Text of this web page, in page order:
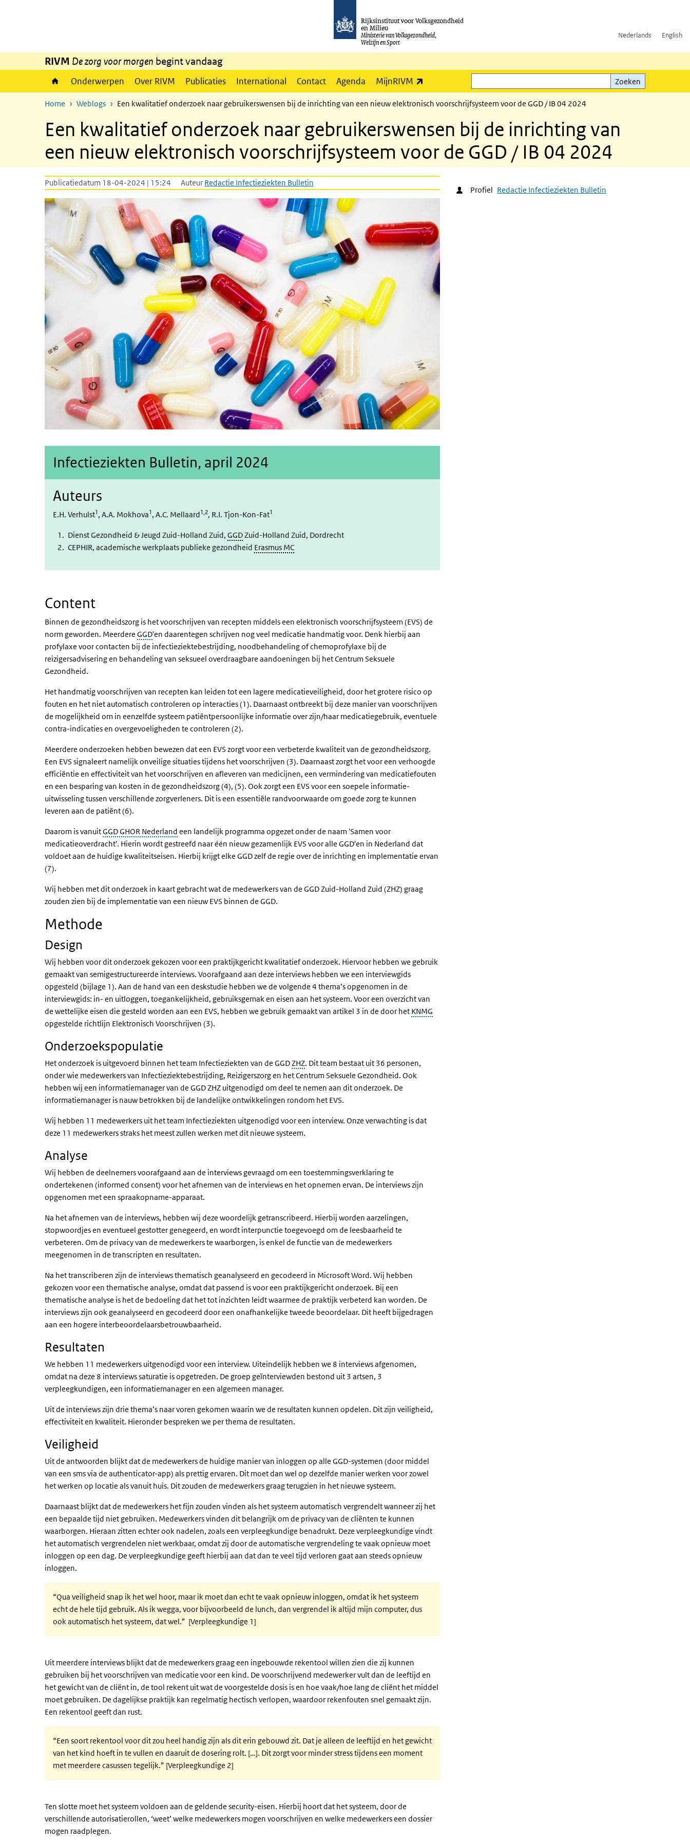
Rijksinstituut voor Volksgezondheid
en Milieu
Ministerie van Volksgezondheid,
Welzijn en Sport
Nederlands English
RIVM De zorg voor morgen begint vandaag
Onderwerpen Over RIVM Publicaties International Contact Agenda MijnRIVM
Zoeken
Zoeken
Home Weblogs Een kwalitatief onderzoek naar gebruikerswensen bij de inrichting van een nieuw elektronisch voorschrijfsysteem voor de GGD / IB 04 2024
Een kwalitatief onderzoek naar gebruikerswensen bij de inrichting van
een nieuw elektronisch voorschrijfsysteem voor de GGD / IB 04 2024
Publicatiedatum 18-04-2024 | 15:24 Auteur Redactie Infectieziekten Bulletin
Infectieziekten Bulletin, april 2024
Auteurs
E.H. Verhulst1, A.A. Mokhova1, A.C. Mellaard1,2, R.I. Tjon-Kon-Fat1
Dienst Gezondheid & Jeugd Zuid-Holland Zuid, GGDZuid-Holland Zuid, Dordrecht
CEPHIR, academische werkplaats publieke gezondheid Erasmus MC
Content
Binnen de gezondheidszorg is het voorschrijven van recepten middels een elektronisch voorschrijfsysteem (EVS) de
norm geworden. Meerdere GGD'en daarentegen schrijven nog veel medicatie handmatig voor. Denk hierbij aan
profylaxe voor contacten bij de infectieziektebestrijding, noodbehandeling of chemoprofylaxe bij de
reizigersadvisering en behandeling van seksueel overdraagbare aandoeningen bij het Centrum Seksuele
Gezondheid.
Het handmatig voorschrijven van recepten kan leiden tot een lagere medicatieveiligheid, door het grotere risico op
fouten en het niet automatisch controleren op interacties ​(1)​. Daarnaast ontbreekt bij deze manier van voorschrijven
de mogelijkheid om in eenzelfde systeem patiëntpersoonlijke informatie over zijn/haar medicatiegebruik, eventuele
contra-indicaties en overgevoeligheden te controleren ​(2)​.
Meerdere onderzoeken hebben bewezen dat een EVS zorgt voor een verbeterde kwaliteit van de gezondheidszorg.
Een EVS signaleert namelijk onveilige situaties tijdens het voorschrijven ​(3)​. Daarnaast zorgt het voor een verhoogde
efficiëntie en effectiviteit van het voorschrijven en afleveren van medicijnen, een vermindering van medicatiefouten
en een besparing van kosten in de gezondheidszorg ​(4)​, ​(5)​. Ook zorgt een EVS voor een soepele informatie-
uitwisseling tussen verschillende zorgverleners. Dit is een essentiële randvoorwaarde om goede zorg te kunnen
leveren aan de patiënt ​(6)​.
Daarom is vanuitGGD GHOR Nederland een landelijk programma opgezet onder de naam 'Samen voor
medicatieoverdracht'. Hierin wordt gestreefd naar één nieuw gezamenlijk EVS voor alle GGD'en in Nederland dat
voldoet aan de huidige kwaliteitseisen. Hierbij krijgt elke GGD zelf de regie over de inrichting en implementatie ervan ​
(7)​.
Wij hebben met dit onderzoek in kaart gebracht wat de medewerkers van de GGD Zuid-Holland Zuid (ZHZ) graag
zouden zien bij de implementatie van een nieuw EVS binnen de GGD.
Methode
Design
Wij hebben voor dit onderzoek gekozen voor een praktijkgericht kwalitatief onderzoek. Hiervoor hebben we gebruik
gemaakt van semigestructureerde interviews. Voorafgaand aan deze interviews hebben we een interviewgids
opgesteld (bijlage 1). Aan de hand van een deskstudie hebben we de volgende 4 thema’s opgenomen in de
interviewgids: in- en uitloggen, toegankelijkheid, gebruiksgemak en eisen aan het systeem. Voor een overzicht van
de wettelijke eisen die gesteld worden aan een EVS, hebben we gebruik gemaakt van artikel 3 in de door het KNMG
opgestelde richtlijn Elektronisch Voorschrijven ​(3)​.
Onderzoekspopulatie
Het onderzoek is uitgevoerd binnen het team Infectieziekten van de GGDZHZ. Dit team bestaat uit 36 personen,
onder wie medewerkers van Infectieziektebestrijding, Reizigerszorg en het Centrum Seksuele Gezondheid. Ook
hebben wij een informatiemanager van de GGD ZHZ uitgenodigd om deel te nemen aan dit onderzoek. De
informatiemanager is nauw betrokken bij de landelijke ontwikkelingen rondom het EVS.
Wij hebben 11 medewerkers uit het team Infectieziekten uitgenodigd voor een interview. Onze verwachting is dat
deze 11 medewerkers straks het meest zullen werken met dit nieuwe systeem.
Analyse
Wij hebben de deelnemers voorafgaand aan de interviews gevraagd om een toestemmingsverklaring te
ondertekenen (informed consent) voor het afnemen van de interviews en het opnemen ervan. De interviews zijn
opgenomen met een spraakopname-apparaat.
Na het afnemen van de interviews, hebben wij deze woordelijk getranscribeerd. Hierbij worden aarzelingen,
stopwoordjes en eventueel gestotter genegeerd, en wordt interpunctie toegevoegd om de leesbaarheid te
verbeteren. Om de privacy van de medewerkers te waarborgen, is enkel de functie van de medewerkers
meegenomen in de transcripten en resultaten.
Na het transcriberen zijn de interviews thematisch geanalyseerd en gecodeerd in Microsoft Word. Wij hebben
gekozen voor een thematische analyse, omdat dat passend is voor een praktijkgericht onderzoek. Bij een
thematische analyse is het de bedoeling dat het tot inzichten leidt waarmee de praktijk verbeterd kan worden. De
interviews zijn ook geanalyseerd en gecodeerd door een onafhankelijke tweede beoordelaar. Dit heeft bijgedragen
aan een hogere interbeoordelaarsbetrouwbaarheid.
Resultaten
We hebben 11 medewerkers uitgenodigd voor een interview. Uiteindelijk hebben we 8 interviews afgenomen,
omdat na deze 8 interviews saturatie is opgetreden. De groep geïnterviewden bestond uit 3 artsen, 3
verpleegkundigen, een informatiemanager en een algemeen manager.
Uit de interviews zijn drie thema’s naar voren gekomen waarin we de resultaten kunnen opdelen. Dit zijn veiligheid,
effectiviteit en kwaliteit. Hieronder bespreken we per thema de resultaten.
Veiligheid
Uit de antwoorden blijkt dat de medewerkers de huidige manier van inloggen op alle GGD-systemen (door middel
van een sms via de authenticator-app) als prettig ervaren. Dit moet dan wel op dezelfde manier werken voor zowel
het werken op locatie als vanuit huis. Dit zouden de medewerkers graag terugzien in het nieuwe systeem.
Daarnaast blijkt dat de medewerkers het fijn zouden vinden als het systeem automatisch vergrendelt wanneer zij het
een bepaalde tijd niet gebruiken. Medewerkers vinden dit belangrijk om de privacy van de cliënten te kunnen
waarborgen. Hieraan zitten echter ook nadelen, zoals een verpleegkundige benadrukt. Deze verpleegkundige vindt
het automatisch vergrendelen niet werkbaar, omdat zij door de automatische vergrendeling te vaak opnieuw moet
inloggen op een dag. De verpleegkundige geeft hierbij aan dat dan te veel tijd verloren gaat aan steeds opnieuw
inloggen.
“Qua veiligheid snap ik het wel hoor, maar ik moet dan echt te vaak opnieuw inloggen, omdat ik het systeem
echt de hele tijd gebruik. Als ik wegga, voor bijvoorbeeld de lunch, dan vergrendel ik altijd mijn computer, dus
ook automatisch het systeem, dat wel.” [Verpleegkundige 1]
Uit meerdere interviews blijkt dat de medewerkers graag een ingebouwde rekentool willen zien die zij kunnen
gebruiken bij het voorschrijven van medicatie voor een kind. De voorschrijvend medewerker vult dan de leeftijd en
het gewicht van de cliënt in, de tool rekent uit wat de voorgestelde dosis is en hoe vaak/hoe lang de cliënt het middel
moet gebruiken. De dagelijkse praktijk kan regelmatig hectisch verlopen, waardoor rekenfouten snel gemaakt zijn.
Een rekentool geeft dan rust.
“Een soort rekentool voor dit zou heel handig zijn als dit erin gebouwd zit. Dat je alleen de leeftijd en het gewicht
van het kind hoeft in te vullen en daaruit de dosering rolt. […]. Dit zorgt voor minder stress tijdens een moment
met meerdere casussen tegelijk.” [Verpleegkundige 2]
Ten slotte moet het systeem voldoen aan de geldende security-eisen. Hierbij hoort dat het systeem, door de
verschillende autorisatierollen, ‘weet’ welke medewerkers mogen voorschrijven en welke medewerkers een dossier
mogen raadplegen.
Profiel Redactie Infectieziekten Bulletin